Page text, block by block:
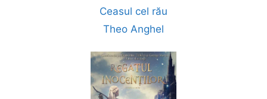
Ceasul cel rău
Theo Anghel